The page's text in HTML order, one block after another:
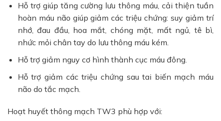
Hỗ trợ giúp tăng cường lưu thông máu, cải thiện tuần
hoàn máu não giúp giảm các triệu chứng: suy giảm trí
nhớ, đau đầu, hoa mắt, chóng mặt, mất ngủ, tê bì,
nhức mỏi chân tay do lưu thông máu kém.
Hỗ trợ giảm nguy cơ hình thành cục máu đông.
Hỗ trợ giảm các triệu chứng sau tai biến mạch máu
não do tắc mạch.
Hoạt huyết thông mạch TW3 phù hợp với: